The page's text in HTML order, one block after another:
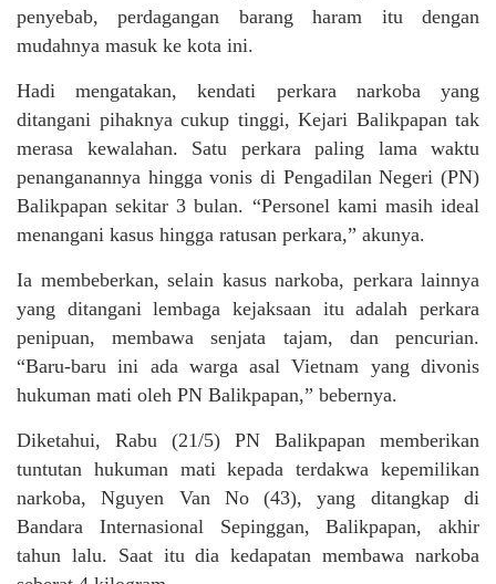
penyebab, perdagangan barang haram itu dengan
mudahnya masuk ke kota ini.
Hadi mengatakan, kendati perkara narkoba yang
ditangani pihaknya cukup tinggi, Kejari Balikpapan tak
merasa kewalahan. Satu perkara paling lama waktu
penanganannya hingga vonis di Pengadilan Negeri (PN)
Balikpapan sekitar 3 bulan. “Personel kami masih ideal
menangani kasus hingga ratusan perkara,” akunya.
Ia membeberkan, selain kasus narkoba, perkara lainnya
yang ditangani lembaga kejaksaan itu adalah perkara
penipuan, membawa senjata tajam, dan pencurian.
“Baru-baru ini ada warga asal Vietnam yang divonis
hukuman mati oleh PN Balikpapan,” bebernya.
Diketahui, Rabu (21/5) PN Balikpapan memberikan
tuntutan hukuman mati kepada terdakwa kepemilikan
narkoba, Nguyen Van No (43), yang ditangkap di
Bandara Internasional Sepinggan, Balikpapan, akhir
tahun lalu. Saat itu dia kedapatan membawa narkoba